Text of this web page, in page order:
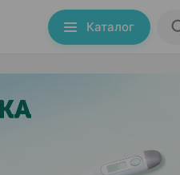
Каталог